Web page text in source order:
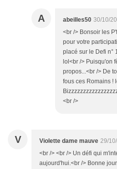
A abeilles50 30/10/
<br /> Bonsoir les
pour votre
placé sur le Defi n°
lol<br /> Puisqu'on
propos...<br /> De
fous ces Romains !
<br />
V Violette dame mauve 29/
<br /> <br /> Un défi qui
aujourd'hui.<br /> Bonne